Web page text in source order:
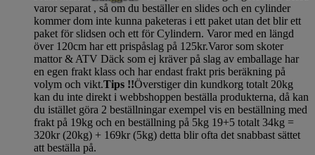
varor separat , så om du beställer en slides och en cylinder
kommer dom inte kunna paketeras i ett paket utan det blir ett
paket för slidsen och ett för Cylindern. Varor med en längd
över 120cm har ett prispåslag på 125kr.Varor som skoter
mattor & ATV Däck som ej kräver på slag av emballage har
en egen frakt klass och har endast frakt pris beräkning på
volym och vikt.Tips !!Överstiger din kundkorg totalt 20kg
kan du inte direkt i webbshoppen beställa produkterna, då kan
du istället göra 2 beställningar exempel vis en beställning med
frakt på 19kg och en beställning på 5kg 19+5 totalt 34kg =
320kr (20kg) + 169kr (5kg) detta blir ofta det snabbast sättet
att beställa på.